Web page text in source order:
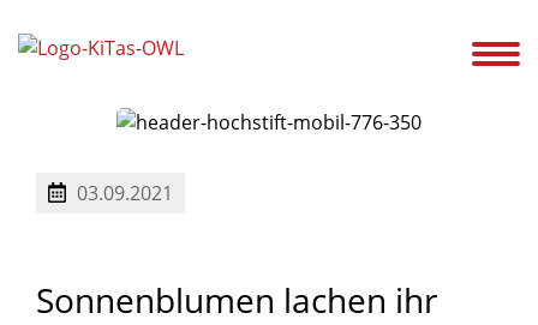
Aktuelles
03.09.2021
Sonnenblumen lachen ihr